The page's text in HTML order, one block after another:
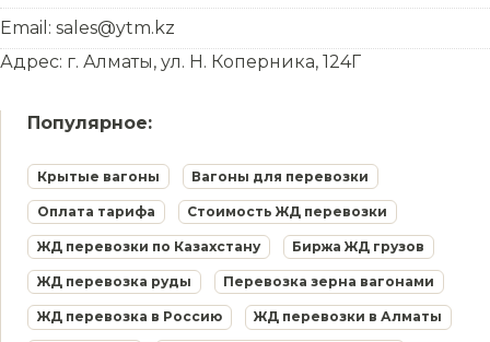
Email: sales@ytm.kz
Адрес: г. Алматы, ул. Н. Коперника, 124Г
Популярное:
Крытые вагоны Вагоны для перевозки
Оплата тарифа Стоимость ЖД перевозки
ЖД перевозки по Казахстану Биржа ЖД грузов
ЖД перевозка руды Перевозка зерна вагонами
ЖД перевозка в Россию ЖД перевозки в Алматы